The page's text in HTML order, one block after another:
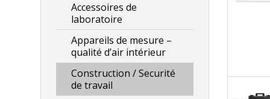
Accessoires de
laboratoire
Appareils de mesure –
qualité d’air intérieur
Construction / Securité
de travail